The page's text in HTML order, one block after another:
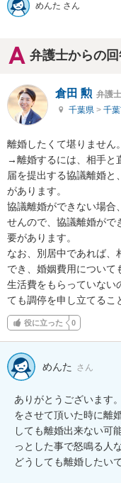
めんた さん
弁護士からの
倉田 勲 弁護士
千葉県 > 千
離婚したくて堪りません
→離婚するには、相手と
届を提出する協議離婚
があります。
協議離婚ができない場合
せんので、協議離婚がで
要があります。
なお、別居中であれば、
でき、婚姻費用について
生活費をもらっていない
ても調停を申し立てるこ
役に立った 0
めんた さん
ありがとうございます
をさせて頂いた時に離
しても離婚出来ない可
っとした事で怒鳴る人
どうしても離婚したいで